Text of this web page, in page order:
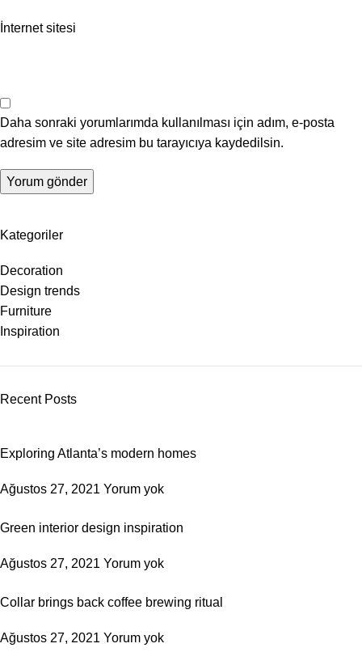
İnternet sitesi
Daha sonraki yorumlarımda kullanılması için adım, e-posta
adresim ve site adresim bu tarayıcıya kaydedilsin.
Kategoriler
Decoration
Design trends
Furniture
Inspiration
Recent Posts
Exploring Atlanta’s modern homes
Ağustos 27, 2021 Yorum yok
Green interior design inspiration
Ağustos 27, 2021 Yorum yok
Collar brings back coffee brewing ritual
Ağustos 27, 2021 Yorum yok